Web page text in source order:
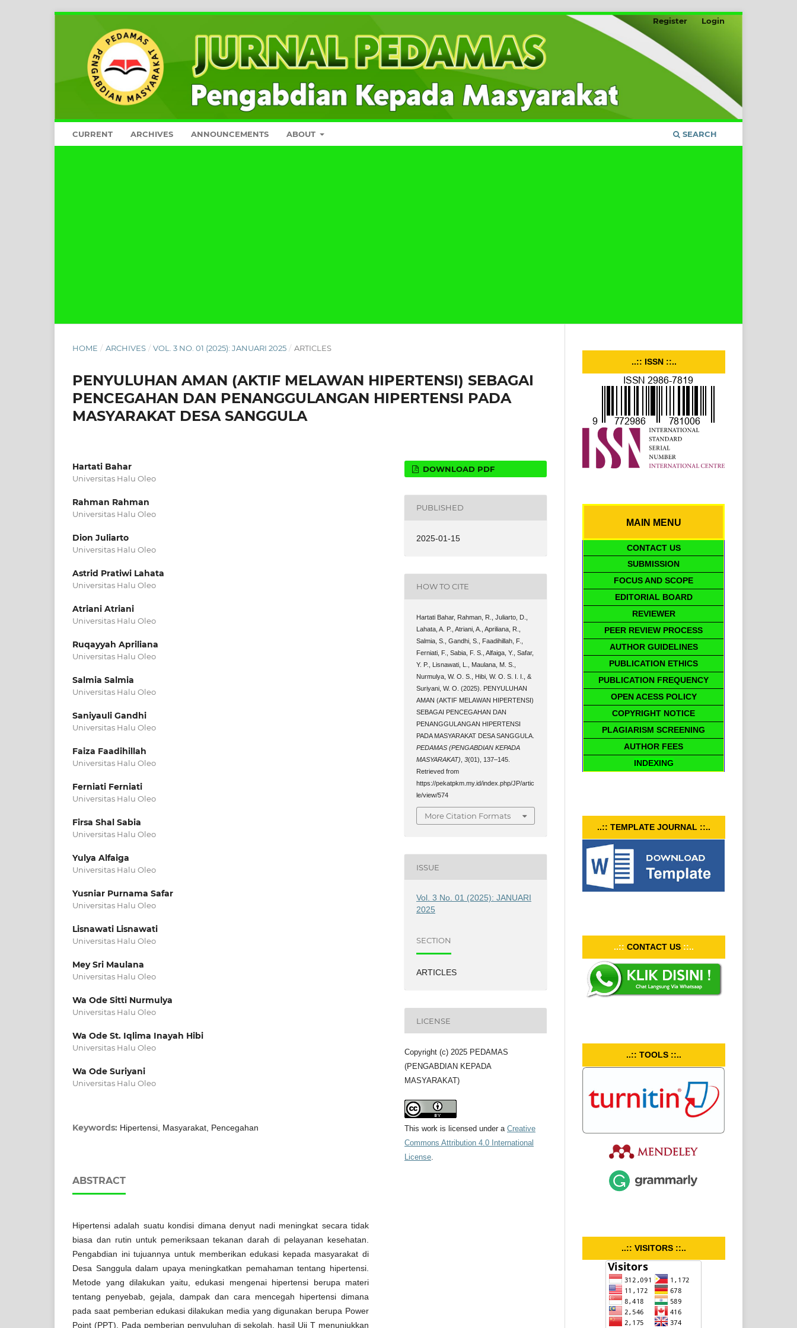
CURRENT ARCHIVES ANNOUNCEMENTS ABOUT SEARCH
Register Login
HOME / ARCHIVES / VOL. 3 NO. 01 (2025): JANUARI 2025 / ARTICLES
PENYULUHAN AMAN (AKTIF MELAWAN HIPERTENSI) SEBAGAI
PENCEGAHAN DAN PENANGGULANGAN HIPERTENSI PADA
MASYARAKAT DESA SANGGULA
Hartati Bahar
Universitas Halu Oleo
Rahman Rahman
Universitas Halu Oleo
Dion Juliarto
Universitas Halu Oleo
Astrid Pratiwi Lahata
Universitas Halu Oleo
Atriani Atriani
Universitas Halu Oleo
Ruqayyah Apriliana
Universitas Halu Oleo
Salmia Salmia
Universitas Halu Oleo
Saniyauli Gandhi
Universitas Halu Oleo
Faiza Faadihillah
Universitas Halu Oleo
Ferniati Ferniati
Universitas Halu Oleo
Firsa Shal Sabia
Universitas Halu Oleo
Yulya Alfaiga
Universitas Halu Oleo
Yusniar Purnama Safar
Universitas Halu Oleo
Lisnawati Lisnawati
Universitas Halu Oleo
Mey Sri Maulana
Universitas Halu Oleo
Wa Ode Sitti Nurmulya
Universitas Halu Oleo
Wa Ode St. Iqlima Inayah Hibi
Universitas Halu Oleo
Wa Ode Suriyani
Universitas Halu Oleo
Keywords: Hipertensi, Masyarakat, Pencegahan
ABSTRACT
Hipertensi adalah suatu kondisi dimana denyut nadi meningkat secara tidak
biasa dan rutin untuk pemeriksaan tekanan darah di pelayanan kesehatan.
Pengabdian ini tujuannya untuk memberikan edukasi kepada masyarakat di
Desa Sanggula dalam upaya meningkatkan pemahaman tentang hipertensi.
Metode yang dilakukan yaitu, edukasi mengenai hipertensi berupa materi
tentang penyebab, gejala, dampak dan cara mencegah hipertensi dimana
pada saat pemberian edukasi dilakukan media yang digunakan berupa Power
Point (PPT). Pada pemberian penyuluhan di sekolah, hasil Uji T menunjukkan
DOWNLOAD PDF
PUBLISHED
2025-01-15
HOW TO CITE
Hartati Bahar, Rahman, R., Juliarto, D.,
Lahata, A. P., Atriani, A., Apriliana, R.,
Salmia, S., Gandhi, S., Faadihillah, F.,
Ferniati, F., Sabia, F. S., Alfaiga, Y., Safar,
Y. P., Lisnawati, L., Maulana, M. S.,
Nurmulya, W. O. S., Hibi, W. O. S. I. I., &
Suriyani, W. O. (2025). PENYULUHAN
AMAN (AKTIF MELAWAN HIPERTENSI)
SEBAGAI PENCEGAHAN DAN
PENANGGULANGAN HIPERTENSI
PADA MASYARAKAT DESA SANGGULA.
PEDAMAS (PENGABDIAN KEPADA
MASYARAKAT) ,3(01), 137–145.
Retrieved from
https://pekatpkm.my.id/index.php/JP/artic
le/view/574
More Citation Formats
ISSUE
Vol. 3 No. 01 (2025): JANUARI
2025
SECTION
ARTICLES
LICENSE
Copyright (c) 2025 PEDAMAS
(PENGABDIAN KEPADA
MASYARAKAT)
This work is licensed under a Creative
Commons Attribution 4.0 International
License.
..:: ISSN ::..
MAIN MENU
CONTACT US
SUBMISSION
FOCUS AND SCOPE
EDITORIAL BOARD
REVIEWER
PEER REVIEW PROCESS
AUTHOR GUIDELINES
PUBLICATION ETHICS
PUBLICATION FREQUENCY
OPEN ACESS POLICY
COPYRIGHT NOTICE
PLAGIARISM SCREENING
AUTHOR FEES
INDEXING
..:: TEMPLATE JOURNAL ::..
..:: CONTACT US ::..
..:: TOOLS ::..
..:: VISITORS ::..